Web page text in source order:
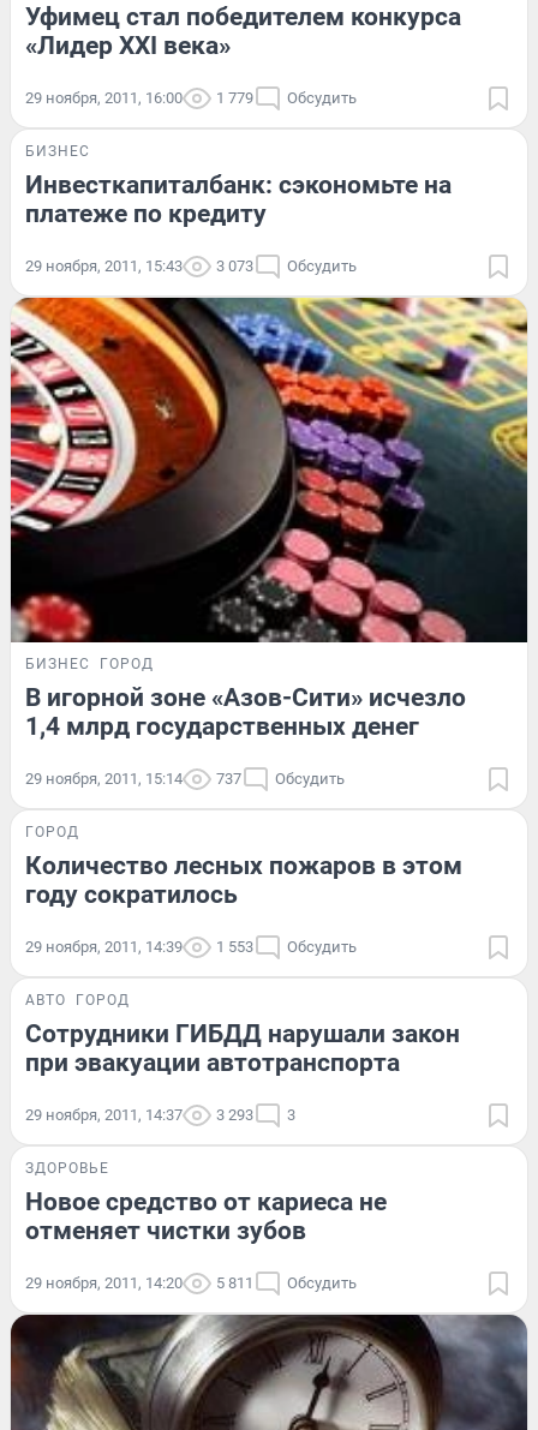
Уфимец стал победителем конкурса
«Лидер XXI века»
29 ноября, 2011, 16:00 1 779 Обсудить
БИЗНЕС
Инвесткапиталбанк: сэкономьте на
платеже по кредиту
29 ноября, 2011, 15:43 3 073 Обсудить
БИЗНЕС ГОРОД
В игорной зоне «Азов-Сити» исчезло
1,4 млрд государственных денег
29 ноября, 2011, 15:14 737 Обсудить
ГОРОД
Количество лесных пожаров в этом
году сократилось
29 ноября, 2011, 14:39 1 553 Обсудить
АВТО ГОРОД
Сотрудники ГИБДД нарушали закон
при эвакуации автотранспорта
29 ноября, 2011, 14:37 3 293 3
ЗДОРОВЬЕ
Новое средство от кариеса не
отменяет чистки зубов
29 ноября, 2011, 14:20 5 811 Обсудить